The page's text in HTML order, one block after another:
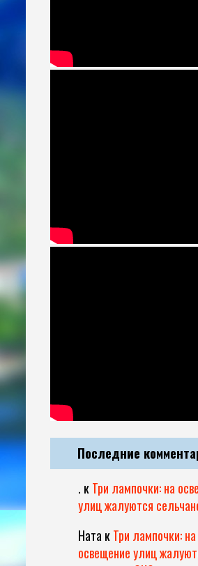
Последние
. кТри лампочки: на
улиц жалуются
Ната кТри лампочки: на
освещение улиц